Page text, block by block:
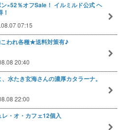
×52％オフSale！ イルミルド公式 ヘ
07:15
われ各種★送料対策有♪
20:40
水たき玄海さんの濃厚カタラーナ。
22:00
・オ・カフェ12個入